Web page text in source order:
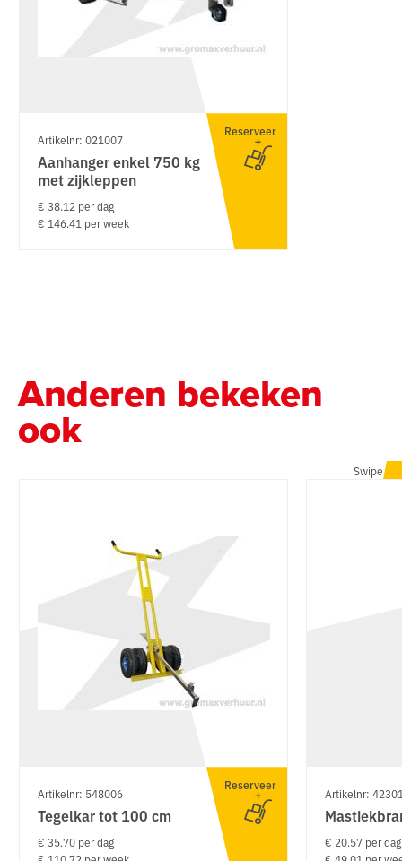
Artikelnr: 021007
Aanhanger enkel 750 kg
met zijkleppen
€ 38.12 per dag
€ 146.41 per week
Reserveer
Anderen bekeken
ook
Swipe
Artikelnr: 548006
Tegelkar tot 100 cm
€ 35.70 per dag
Reserveer
Artikelnr:
€ 20.57 per dag